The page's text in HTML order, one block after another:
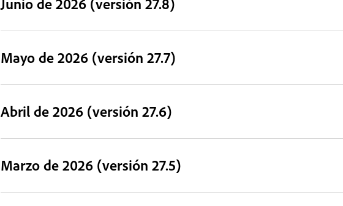
Mayo de 2026 (versión 27.7)
Abril de 2026 (versión 27.6)
Marzo de 2026 (versión 27.5)